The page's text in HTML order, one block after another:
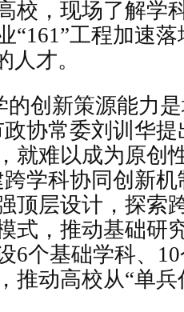
校，现场了解学
“161”工程加速
人才。
的创新策源能力
政协常委刘训华
就难以成为原创
跨学科协同创新
顶层设计，探索
式，推动基础研
6个基础学科、
推动高校从“单